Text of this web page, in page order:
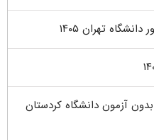
تهران ۱۴۰۵
آزمون دانشگاه کردستان